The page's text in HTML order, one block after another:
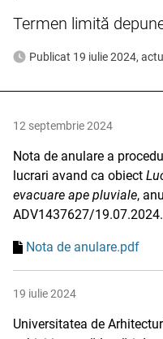
Termen limită
Publicat 19 iulie 2024,
12 septembrie 2024
Nota de anulare a
lucrari avand ca obiect
evacuare ape pluviale,
ADV1437627/19.07.2024.
Nota de anulare.pdf
19 iulie 2024
Universitatea de